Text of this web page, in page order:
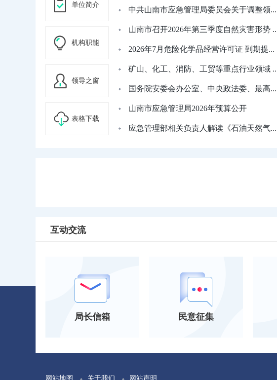
单位简介
机构职能
领导之窗
表格下载
中共山南市应急管理局委员会关于调整领...
山南市召开2026年第三季度自然灾害形势
2026年7月危险化学品经营许可证 到期提...
矿山、化工、消防、工贸等重点行业领域
国务院安委会办公室、中央政法委、最高...
山南市应急管理局2026年预算公开
应急管理部相关负责人解读《石油天然气...
互动交流
局长信箱 民意征集
网站地图 关于我们 网站声明